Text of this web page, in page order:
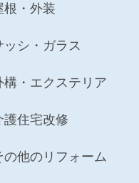
根・外装
ッシ・ガラス
構・エクステリア
護住宅改修
の他のリフォーム